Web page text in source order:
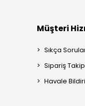
Müşteri
Sıkça
Sipariş Takip
Havale